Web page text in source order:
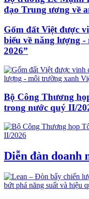
đạo Trung ương về
Gốm đất Việt được
biểu về năng lượng
2026”
Bộ Công Thương
trong nước quý II/
Diễn đàn doanh